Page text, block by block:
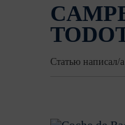
Статью написал/а